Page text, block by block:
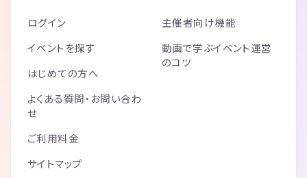
ログイン
イベントを探す
はじめての方へ
よくある質問・お問い合わ
せ
ご利用料金
サイトマップ
主催者向け機能
動画で学ぶイベント運営
のコツ